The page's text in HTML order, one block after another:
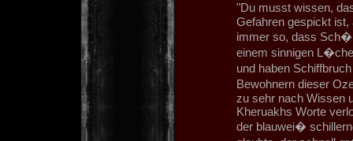
"Du musst wissen,
Gefahren gespickt
immer so, dass
einem sinnigen
und haben
Bewohnern dieser
zu sehr nach Wissen
Kheruakhs Worte
der blauwei�